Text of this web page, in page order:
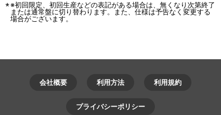
※初回限定、初回生産などの表記がある場合は、無くなり次第終了
または通常盤に切り替わります。また、仕様は予告なく変更する
場合がございます。
会社概要 利用方法 利用規約
プライバシーポリシー